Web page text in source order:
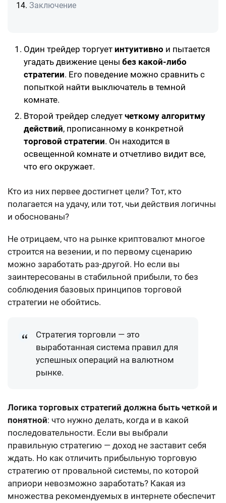
Заключение
Один трейдер торгует интуитивно и пытается
угадать движение цены без какой-либо
стратегии. Его поведение можно сравнить с
попыткой найти выключатель в темной
комнате.
Второй трейдер следует четкому алгоритму
действий, прописанному в конкретной
торговой стратегии. Он находится в
освещенной комнате и отчетливо видит все,
что его окружает.
Кто из них первее достигнет цели? Тот, кто
полагается на удачу, или тот, чьи действия логичны
и обоснованы?
Не отрицаем, что на рынке криптовалют многое
строится на везении, и по первому сценарию
можно заработать раз-другой. Но если вы
заинтересованы в стабильной прибыли, то без
соблюдения базовых принципов торговой
стратегии не обойтись.
Стратегия торговли — это
выработанная система правил для
успешных операций на валютном
рынке.
Логика торговых стратегий должна быть четкой и
понятной: что нужно делать, когда и в какой
последовательности. Если вы выбрали
правильную стратегию — доход не заставит себя
ждать. Но как отличить прибыльную торговую
стратегию от провальной системы, по которой
априори невозможно заработать? Какая из
множества рекомендуемых в интернете обеспечит